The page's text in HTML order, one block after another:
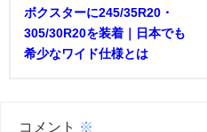
ボクスターに245/35R20・
305/30R20を装着｜日本でも
希少なワイド仕様とは
コメント ※